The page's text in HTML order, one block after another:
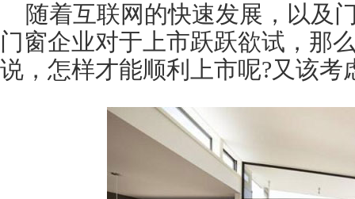
随着互联网的快速发展，以及
门窗企业对于上市跃跃欲试，那
说，怎样才能顺利上市呢?又该考